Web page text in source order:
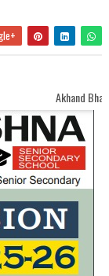
Bharat Samachar